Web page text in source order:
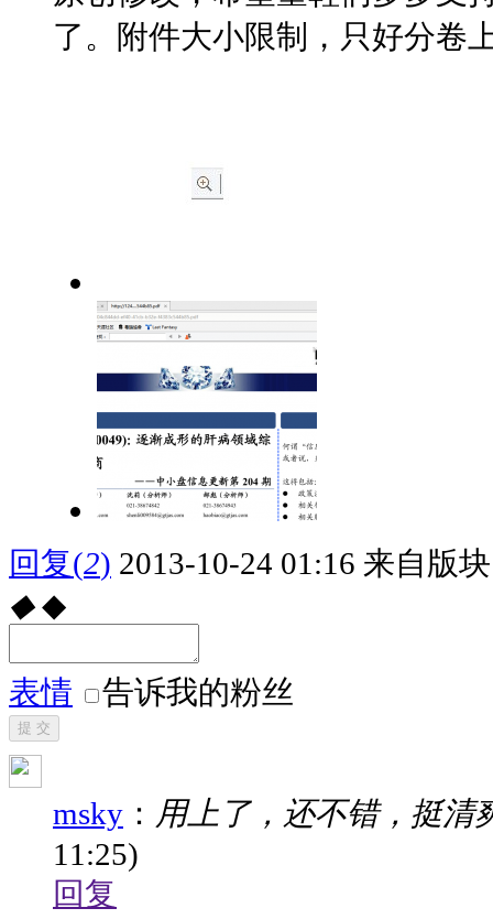
了。附件大小限制，只好分卷
回复(2) 2013-10-24 01:16 来自版
◆ ◆
表情 告诉我的粉丝
提 交
msky ： 用上了，还不错，挺清
11:25)
回复